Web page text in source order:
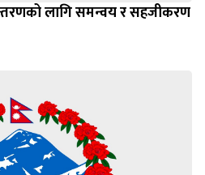
लागि समन्वय र सहजीकरण